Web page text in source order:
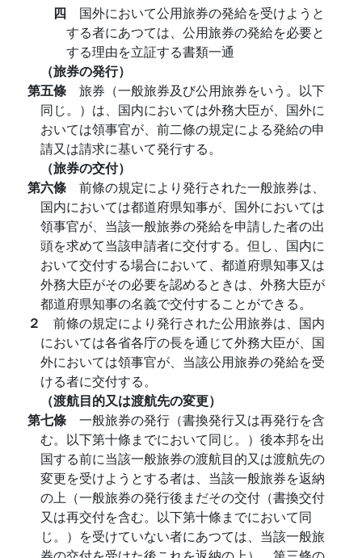
四 国外において公用旅券の発給を受けようと
する者にあつては、公用旅券の発給を必要と
する理由を立証する書類一通
（旅券の発行）
第五條 旅券（一般旅券及び公用旅券をいう。以下
同じ。）は、国内においては外務大臣が、国外に
おいては領事官が、前二條の規定による発給の申
請又は請求に基いて発行する。
（旅券の交付）
第六條 前條の規定により発行された一般旅券は、
国内においては都道府県知事が、国外においては
領事官が、当該一般旅券の発給を申請した者の出
頭を求めて当該申請者に交付する。但し、国内に
おいて交付する場合において、都道府県知事又は
外務大臣がその必要を認めるときは、外務大臣が
都道府県知事の名義で交付することができる。
２ 前條の規定により発行された公用旅券は、国内
においては各省各庁の長を通じて外務大臣が、国
外においては領事官が、当該公用旅券の発給を受
ける者に交付する。
（渡航目的又は渡航先の変更）
第七條 一般旅券の発行（書換発行又は再発行を含
む。以下第十條までにおいて同じ。）後本邦を出
国する前に当該一般旅券の渡航目的又は渡航先の
変更を受けようとする者は、当該一般旅券を返納
の上（一般旅券の発行後まだその交付（書換交付
又は再交付を含む。以下第十條までにおいて同
じ。）を受けていない者にあつては、当該一般旅